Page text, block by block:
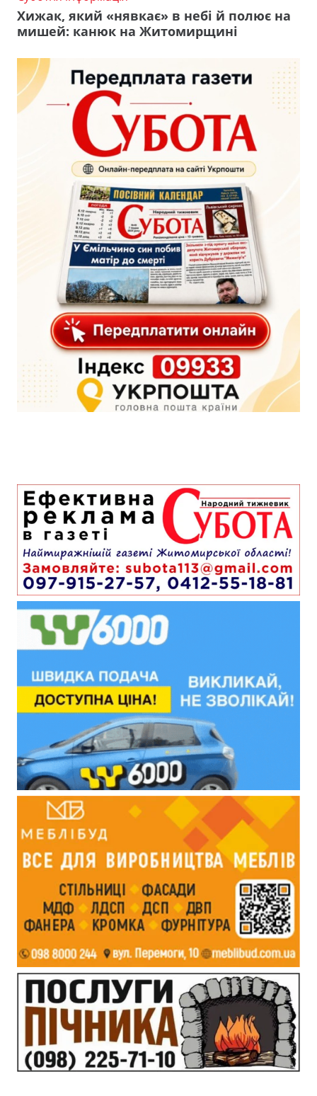
Хижак, який «нявкає» в небі й полює на
мишей: канюк на Житомирщині